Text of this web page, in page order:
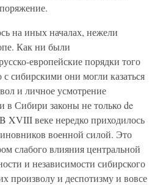
на иных началах, нежели
Как ни были
европейские порядки того
сибирскими они могли казаться
и личное усмотрение
в Сибири законы не только de
XVIII веке нередко приходилось
военной силой. Это
слабого влияния центральной
и независимости сибирского
произволу и деспотизму и вовсе